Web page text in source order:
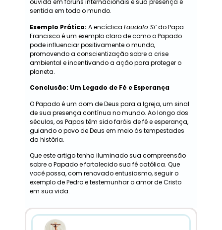
ouvida em fóruns internacionais e sua presença é
sentida em todo o mundo.
Exemplo Prático: A encíclica Laudato Si’do Papa
Francisco é um exemplo claro de como o Papado
pode influenciar positivamente o mundo,
promovendo a conscientização sobre a crise
ambiental e incentivando a ação para proteger o
planeta.
Conclusão: Um Legado de Fé e Esperança
O Papado é um dom de Deus para a Igreja, um sinal
de sua presença contínua no mundo. Ao longo dos
séculos, os Papas têm sido faróis de fé e esperança,
guiando o povo de Deus em meio às tempestades
da história.
Que este artigo tenha iluminado sua compreensão
sobre o Papado e fortalecido sua fé católica. Que
você possa, com renovado entusiasmo, seguir o
exemplo de Pedro e testemunhar o amor de Cristo
em sua vida.